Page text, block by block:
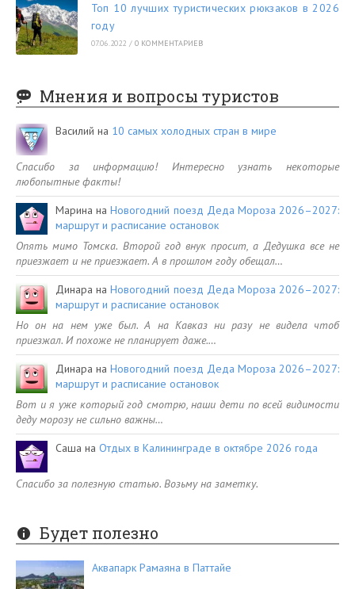
Топ 10 лучших туристических рюкзаков в 2026
году
07.06.2022 / 0 КОММЕНТАРИЕВ
Мнения и вопросы туристов
Василий на 10 самых холодных стран в мире
Спасибо за информацию! Интересно узнать некоторые
любопытные факты!
Марина наНовогодний поезд Деда Мороза 2026–2027:
маршрут и расписание остановок
Опять мимо Томска. Второй год внук просит, а Дедушка все не
приезжает и не приезжает. А в прошлом году обещал…
Динара наНовогодний поезд Деда Мороза 2026–2027:
маршрут и расписание остановок
Но он на нем уже был. А на Кавказ ни разу не видела чтоб
приезжал. И похоже не планирует даже.…
Динара наНовогодний поезд Деда Мороза 2026–2027:
маршрут и расписание остановок
Вот и я уже который год смотрю, наши дети по всей видимости
деду морозу не сильно важны…
Саша на Отдых в Калининграде в октябре 2026 года
Спасибо за полезную статью. Возьму на заметку.
Будет полезно
Аквапарк Рамаяна в Паттайе